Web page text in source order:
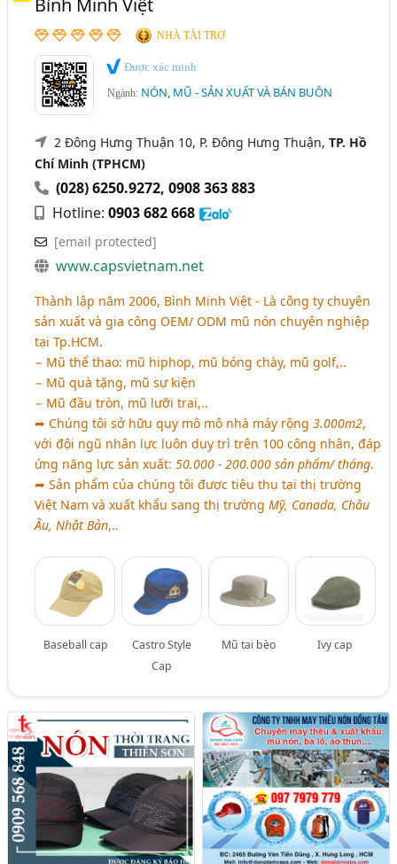
Nón Lá - Cơ Sở Sản Xuất Nón Lá, Nón Huế (25)
Mũ Trẻ Em, Nón Trẻ Em (22)
Nón Rơm, Nón Lục Bình,.. Đi Biển (20)
Mũ Bảo Hiểm (Mũ Bảo Hiểm Quảng Cáo, Sự Kiện, In
May Quảng Cáo - Nhận Hợp Đồng May Quảng Cáo
Theo Yêu Cầu (91)
Khăn Choàng Cổ (Khăn Lụa, Satin, Voan,..) - Sản Xuất,
Kinh Doanh Và Phân Phối (32)
Bình Minh Việt
NHÀ TÀI TRỢ
Được xác minh
Ngành: NÓN, MŨ - SẢN XUẤT VÀ BÁN BUÔN
2 Đông Hưng Thuận 10, P. Đông Hưng Thuận,TP. Hồ
Chí Minh (TPHCM)
(028) 6250.9272,0908 363 883
Hotline:0903 682 668
[email protected]
www.capsvietnam.net
Thành lập năm 2006, Bình Minh Việt - Là công ty chuyên
sản xuất và gia công OEM/ ODM mũ nón chuyên nghiệp
tại Tp.HCM.
− Mũ thể thao: mũ hiphop, mũ bóng chày, mũ golf,..
− Mũ quà tặng, mũ sự kiện
− Mũ đầu tròn, mũ lưỡi trai,..
➦ Chúng tôi sở hữu quy mô mô nhà máy rộng3.000m2,
với đội ngũ nhân lực luôn duy trì trên 100 công nhân, đáp
ứng năng lực sản xuất:50.000 - 200.000 sản phẩm/ tháng.
➦ Sản phẩm của chúng tôi được tiêu thụ tại thị trường
Việt Nam và xuất khẩu sang thị trườngMỹ, Canada, Châu
Âu, Nhật Bản,..
Baseball cap
Castro Style
Cap
Mũ tai bèo Ivy cap